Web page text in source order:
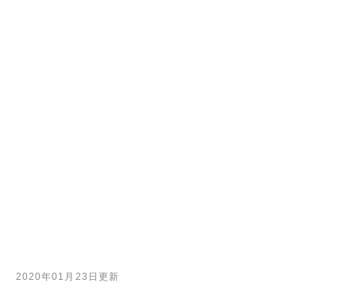
2020年01月23日更新